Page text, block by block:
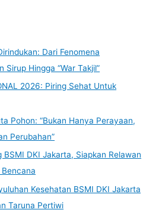
Dari Fenomena
Sirup Hingga “War Takjil”
2026: Piring Sehat Untuk
Pohon: “Bukan Hanya Perayaan,
Perubahan”
BSMI DKI Jakarta, Siapkan Relawan
Kesehatan BSMI DKI Jakarta
Taruna Pertiwi